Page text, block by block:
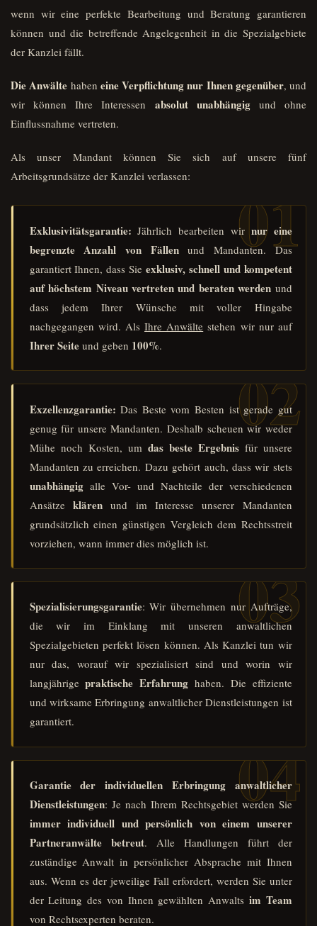
wenn wir eine perfekte Bearbeitung und Beratung garantieren
können und die betreffende Angelegenheit in die Spezialgebiete
der Kanzlei fällt.
Die Anwälte haben eine Verpflichtung nur Ihnen gegenüber, und
wir können Ihre Interessen absolut unabhängigund ohne
Einflussnahme vertreten.
Als unser Mandant können Sie sich auf unsere fünf
Arbeitsgrundsätze der Kanzlei verlassen:
Exklusivitätsgarantie: Jährlich bearbeiten wir nur eine
begrenzte Anzahl von Fällenund Mandanten. Das
garantiert Ihnen, dass Sieexklusiv, schnell und kompetent
auf höchstem Niveau vertreten und beraten werden und
dass jedem Ihrer Wünsche mit voller Hingabe
nachgegangen wird. AlsIhre Anwälte stehen wir nur auf
Ihrer Seite und geben 100%.
Exzellenzgarantie: Das Beste vom Besten ist gerade gut
genug für unsere Mandanten. Deshalb scheuen wir weder
Mühe noch Kosten, um das beste Ergebnisfür unsere
Mandanten zu erreichen. Dazu gehört auch, dass wir stets
unabhängigalle Vor- und Nachteile der verschiedenen
Ansätze klärenund im Interesse unserer Mandanten
grundsätzlich einen günstigen Vergleich dem Rechtsstreit
vorziehen, wann immer dies möglich ist.
Spezialisierungsgarantie: Wir übernehmen nur Aufträge,
die wir im Einklang mit unseren anwaltlichen
Spezialgebieten perfekt lösen können. Als Kanzlei tun wir
nur das, worauf wir spezialisiert sind und worin wir
langjährigepraktische Erfahrung haben. Die effiziente
und wirksame Erbringung anwaltlicher Dienstleistungen ist
garantiert.
Garantie der individuellen Erbringung anwaltlicher
Dienstleistungen: Je nach Ihrem Rechtsgebiet werden Sie
immer individuell und persönlich von einem unserer
Partneranwälte betreut. Alle Handlungen führt der
zuständige Anwalt in persönlicher Absprache mit Ihnen
aus. Wenn es der jeweilige Fall erfordert, werden Sie unter
der Leitung des von Ihnen gewählten Anwaltsim Team
von Rechtsexperten beraten.